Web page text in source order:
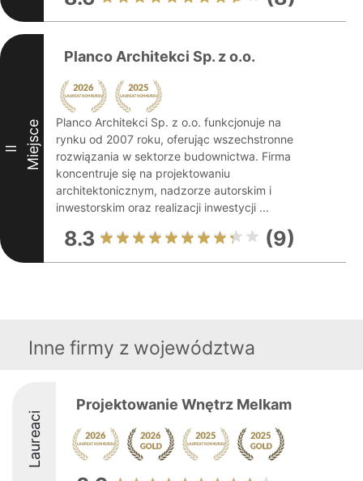
II Miejsce
Planco Architekci Sp. z o.o.
Planco Architekci Sp. z o.o. funkcjonuje na
rynku od 2007 roku, oferując wszechstronne
rozwiązania w sektorze budownictwa. Firma
koncentruje się na projektowaniu
architektonicznym, nadzorze autorskim i
inwestorskim oraz realizacji inwestycji ...
8.3 (9)
Inne firmy z województwa
Laureaci
Projektowanie Wnętrz Melkam